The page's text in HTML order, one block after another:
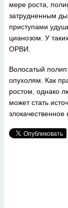
мере роста,
затрудненным
приступами
цианозом. У
ОРВИ.
Волосатый полип
опухолям. Как
ростом, однако
может стать
злокачественное